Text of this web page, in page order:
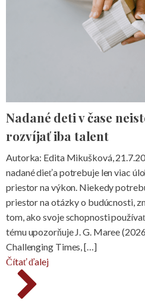
Nadané deti v čase
rozvíjať iba talent
Autorka: Edita Mikušková,
nadané dieťa potrebuje len viac
priestor na výkon. Niekedy
priestor na otázky o budúcnosti,
tom, ako svoje schopnosti
tému upozorňuje J. G. Maree
Challenging Times, […]
Čítať ďalej